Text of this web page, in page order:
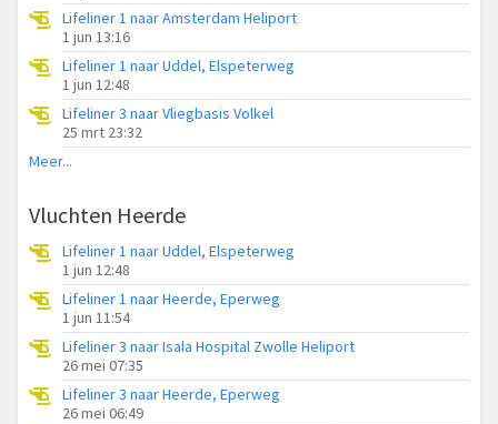
Lifeliner 1 naar Amsterdam Heliport
1 jun 13:16
Lifeliner 1 naar Uddel, Elspeterweg
1 jun 12:48
Lifeliner 3 naar Vliegbasis Volkel
25 mrt 23:32
Meer...
Vluchten Heerde
Lifeliner 1 naar Uddel, Elspeterweg
1 jun 12:48
Lifeliner 1 naar Heerde, Eperweg
1 jun 11:54
Lifeliner 3 naar Isala Hospital Zwolle Heliport
26 mei 07:35
Lifeliner 3 naar Heerde, Eperweg
26 mei 06:49